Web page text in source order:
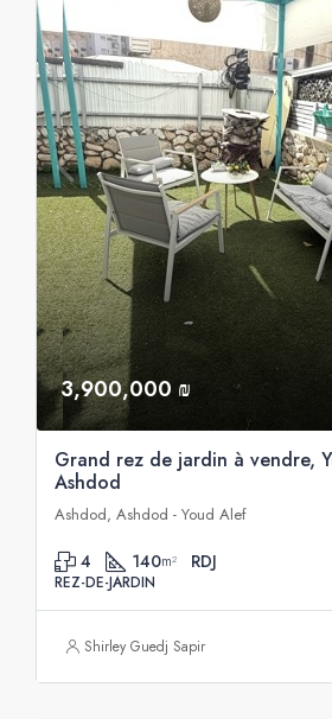
3,900,000 ₪
Grand rez de jardin à vendre,
Ashdod
Ashdod, Ashdod - Youd Alef
4 140m² RDJ
REZ-DE-JARDIN
Shirley Guedj Sapir